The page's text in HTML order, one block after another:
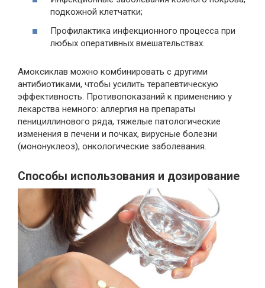
подкожной клетчатки;
Профилактика инфекционного процесса при
любых оперативных вмешательствах.
Амоксиклав можно комбинировать с другими
антибиотиками, чтобы усилить терапевтическую
эффективность. Противопоказаний к применению у
лекарства немного: аллергия на препараты
пенициллинового ряда, тяжелые патологические
изменения в печени и почках, вирусные болезни
(мононуклеоз), онкологические заболевания.
Способы использования и дозирование